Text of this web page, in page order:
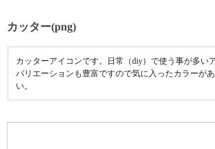
カッター(png)
カッターアイコンです。日常（diy）で使う事が多い
バリエーションも豊富ですので気に入ったカラーが
い。